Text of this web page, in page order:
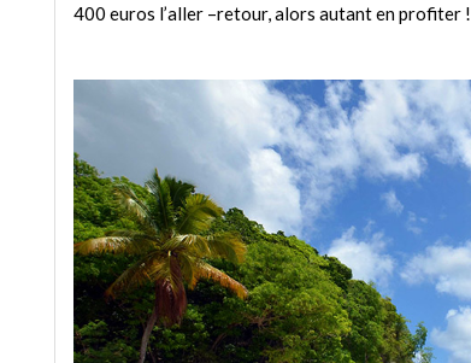
400 euros l’aller –retour, alors autant en profiter !